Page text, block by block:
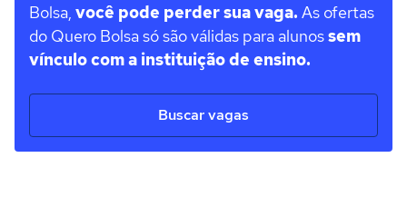
Bolsa, você pode perder sua vaga. As ofertas
do Quero Bolsa só são válidas para alunossem
vínculo com a instituição de ensino.
Buscar vagas